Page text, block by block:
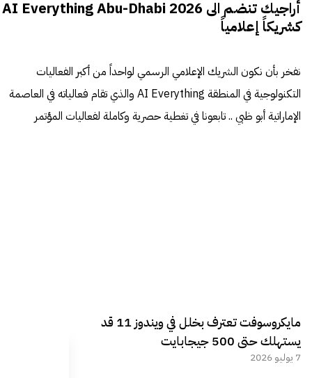
أراجيك تنضم الى AI Everything Abu-Dhabi 2026
كشريكاً إعلامياً
نفخر بأن نكون الشريك الإعلامي الرسمي لواحداً من أكبر الفعاليات
التكنولوجية في المنطقة AI Everything والذي تقام فعالياته في العاصمة
الإماراتية أبو ظبي .. تابعونا في تغطية حصرية وكاملة لفعاليات المؤتمر
مايكروسوفت تعترف بخلل في ويندوز 11 قد
يستهلك حتى 500 جيجابايت
7 يوليو 2026